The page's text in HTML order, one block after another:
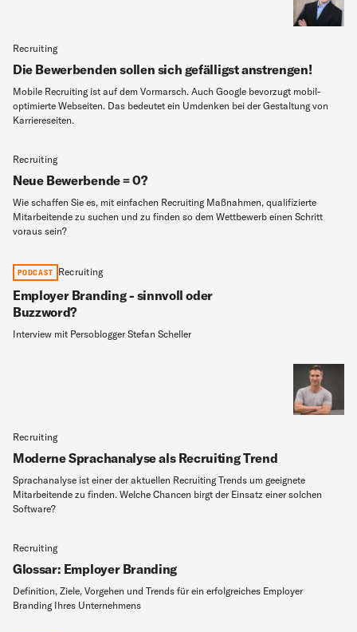
Recruiting
Neue Bewerbende = 0?
Wie schaffen Sie es, mit einfachen Recruiting Maßnahmen, qualifizierte
Mitarbeitende zu suchen und zu finden so dem Wettbewerb einen Schritt
voraus sein?
Recruiting
Moderne Sprachanalyse als Recruiting Trend
Sprachanalyse ist einer der aktuellen Recruiting Trends um geeignete
Mitarbeitende zu finden. Welche Chancen birgt der Einsatz einer solchen
Software?
Recruiting
Die Bewerbenden sollen sich gefälligst anstrengen!
Mobile Recruiting ist auf dem Vormarsch. Auch Google bevorzugt mobil-
optimierte Webseiten. Das bedeutet ein Umdenken bei der Gestaltung von
Karriereseiten.
PODCAST Recruiting
Employer Branding - sinnvoll oder
Buzzword?
Interview mit Persoblogger Stefan Scheller
Recruiting
Glossar: Employer Branding
Definition, Ziele, Vorgehen und Trends für ein erfolgreiches Employer
Branding Ihres Unternehmens